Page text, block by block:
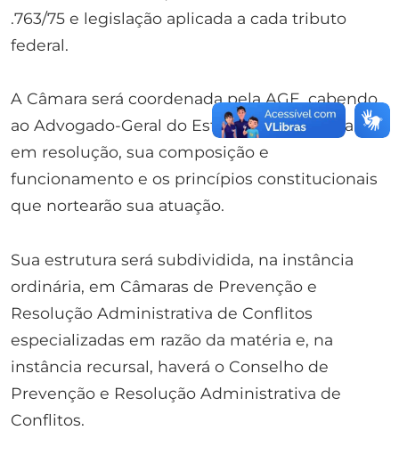
.763/75 e legislação aplicada a cada tributo
federal.
A Câmara será coordenada pela AGE, cabendo
ao Advogado-Geral do Estado regulamentar,
em resolução, sua composição e
funcionamento e os princípios constitucionais
que nortearão sua atuação.
Sua estrutura será subdividida, na instância
ordinária, em Câmaras de Prevenção e
Resolução Administrativa de Conflitos
especializadas em razão da matéria e, na
instância recursal, haverá o Conselho de
Prevenção e Resolução Administrativa de
Conflitos.